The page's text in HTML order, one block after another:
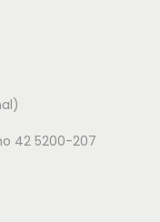
42 5200-207